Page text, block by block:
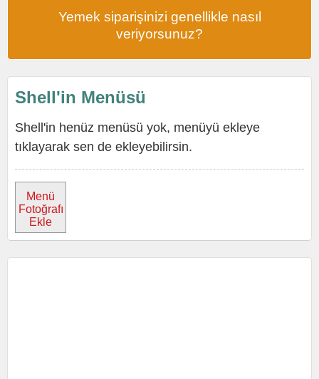
Yemek siparişinizi genellikle nasıl
veriyorsunuz?
Shell'in Menüsü
Shell'in henüz menüsü yok, menüyü ekleye
tıklayarak sen de ekleyebilirsin.
Menü
Fotoğrafı
Ekle